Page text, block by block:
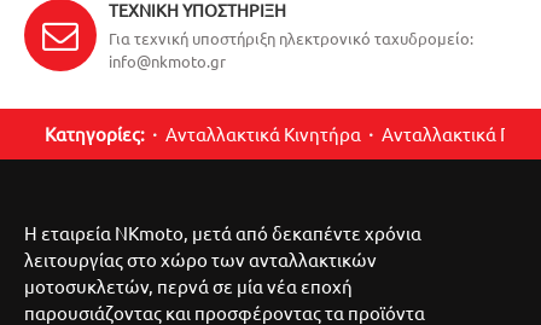
ΤΕΧΝΙΚΉ ΥΠΟΣΤΉΡΙΞΗ
Για τεχνική υποστήριξη ηλεκτρονικό ταχυδρομείο:
info@nkmoto.gr
Κατηγορίες: Ανταλλακτικά Κινητήρα Ανταλλακτικά
Η εταιρεία NKmoto, μετά από δεκαπέντε χρόνια
λειτουργίας στο χώρο των ανταλλακτικών
μοτοσυκλετών, περνά σε μία νέα εποχή
παρουσιάζοντας και προσφέροντας τα προϊόντα